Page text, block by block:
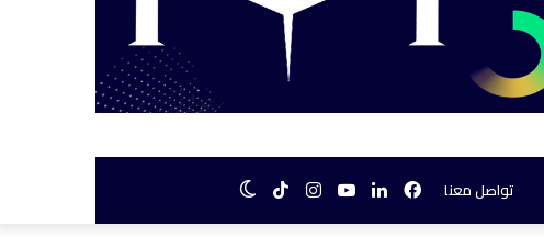
تواصل معنا TikTok
انستقرام يوتيوب لينكدإنفيسبوك